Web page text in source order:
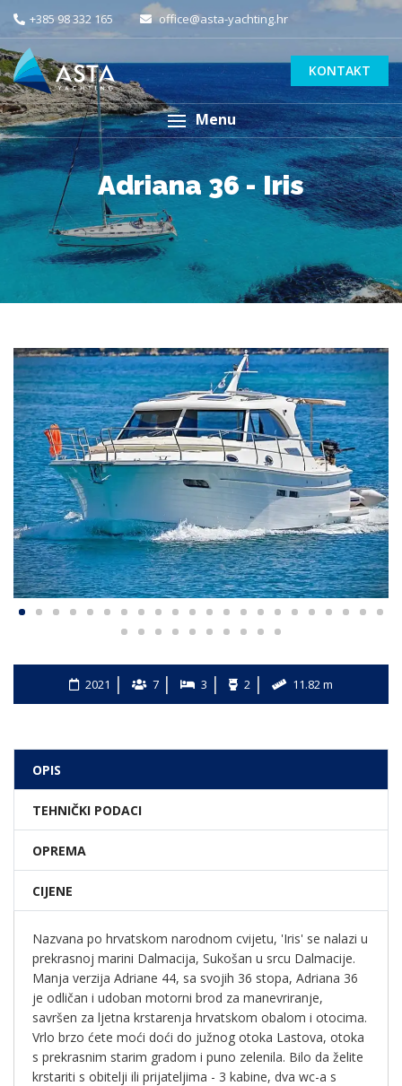
+385 98 332 165 office@asta-yachting.hr
KONTAKT
Menu
Adriana 36 - Iris
2021 7 3 2 11.82 m
OPIS
TEHNIČKI PODACI
OPREMA
CIJENE
Nazvana po hrvatskom narodnom cvijetu, 'Iris' se nalazi u
prekrasnoj marini Dalmacija, Sukošan u srcu Dalmacije.
Manja verzija Adriane 44, sa svojih 36 stopa, Adriana 36
je odličan i udoban motorni brod za manevriranje,
savršen za ljetna krstarenja hrvatskom obalom i otocima.
Vrlo brzo ćete moći doći do južnog otoka Lastova, otoka
s prekrasnim starim gradom i puno zelenila. Bilo da želite
krstariti s obitelji ili prijateljima - 3 kabine, dva wc-a s